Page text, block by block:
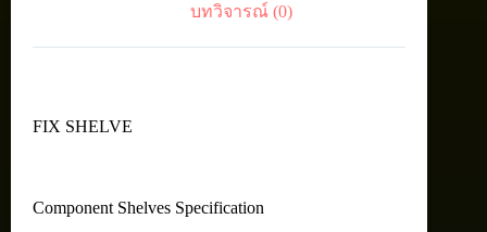
บทวิจารณ์ (0)
FIX SHELVE
Component Shelves Specification